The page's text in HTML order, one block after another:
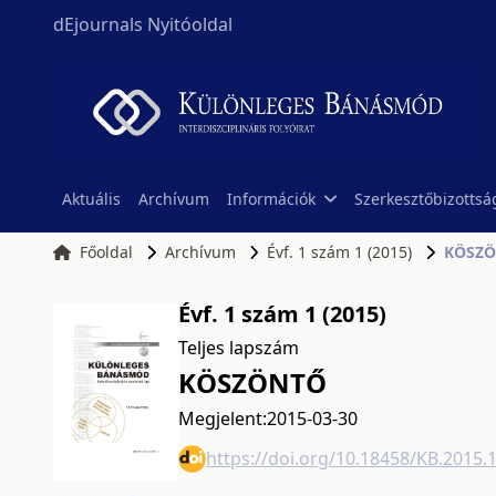
dEjournals Nyitóoldal
Aktuális Archívum Információk
Főoldal Archívum Évf. 1 szám 1 (2015)
Évf. 1 szám 1 (2015)
Teljes lapszám
KÖSZÖNTŐ
Megjelent:2015-03-30
https://doi.org/10.18458/